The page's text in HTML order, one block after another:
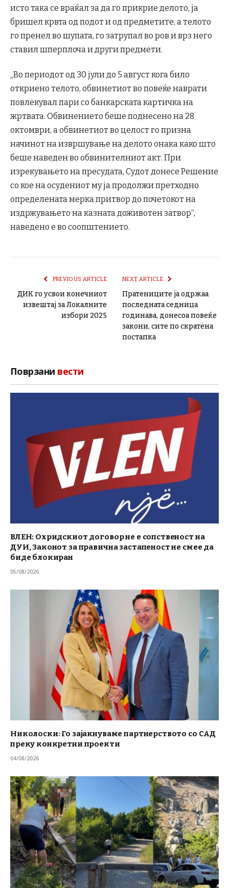
исто така се враќал за да го прикрие делото, ја
бришел крвта од подот и од предметите, а телото
го пренел во шупата, го затрупал во ров и врз него
ставил шперплоча и други предмети.
„Во периодот од 30 јули до 5 август кога било
откриено телото, обвинетиот во повеќе наврати
повлекувал пари со банкарската картичка на
жртвата. Обвинението беше поднесено на 28
октомври, а обвинетиот во целост го призна
начинот на извршување на делото онака како што
беше наведен во обвинителниот акт. При
изрекувањето на пресудата, Судот донесе Решение
со кое на осудениот му ја продолжи претходно
определената мерка притвор до почетокот на
издржувањето на казната доживотен затвор“,
наведено е во соопштението.
PREVIOUS ARTICLE
ДИК го усвои конечниот
извештај за Локалните
избори 2025
NEXT ARTICLE
Пратениците ја одржаа
последната седница
годинава, донесоа повеќе
закони, сите по скратена
постапка
Поврзани вести
ВЛЕН: Охридскиот договор не е сопственост на
ДУИ, Законот за правична застапеност не смее да
биде блокиран
05/08/2026
Николоски: Го зајакнуваме партнерството со САД
преку конкретни проекти
04/08/2026